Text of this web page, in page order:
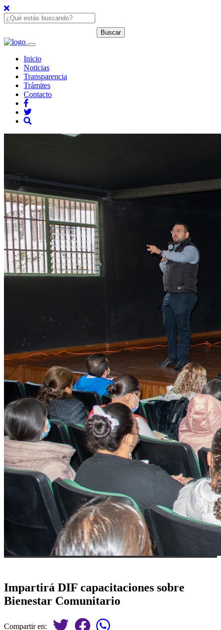
Inicio
Noticias
Transparencia
Trámites
Contacto
Impartirá DIF capacitaciones sobre
Bienestar Comunitario
Compartir en: